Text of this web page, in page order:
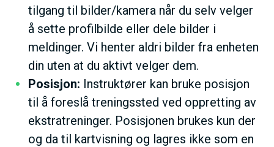
tilgang til bilder/kamera når du selv velger
å sette profilbilde eller dele bilder i
meldinger. Vi henter aldri bilder fra enheten
din uten at du aktivt velger dem.
Posisjon: Instruktører kan bruke posisjon
til å foreslå treningssted ved oppretting av
ekstratreninger. Posisjonen brukes kun der
og da til kartvisning og lagres ikke som en